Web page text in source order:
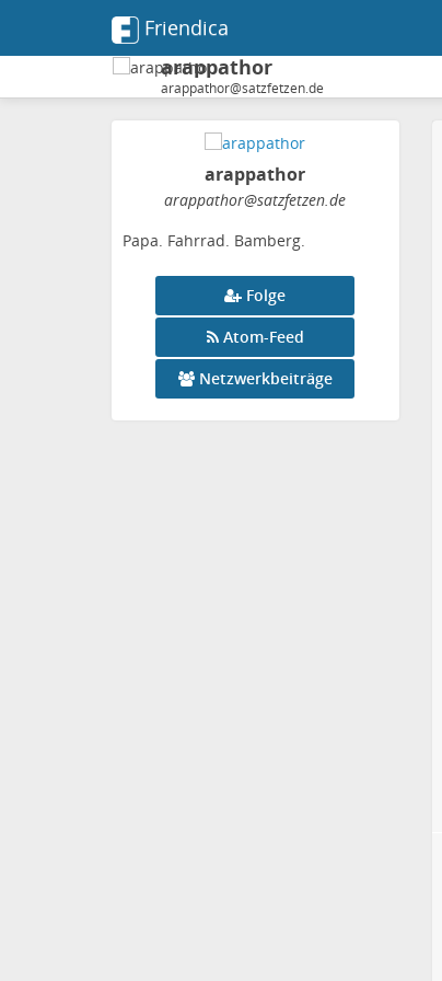
Friendica
arappathor
arappathor@satzfetzen.de
arappathor
arappathor@satzfetzen.de
Papa. Fahrrad. Bamberg.
Folge
Atom-Feed
Netzwerkbeiträge